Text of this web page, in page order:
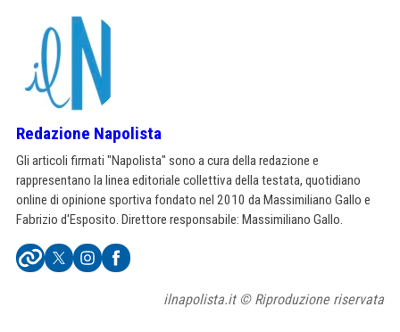
Redazione Napolista
Gli articoli firmati "Napolista" sono a cura della redazione e
rappresentano la linea editoriale collettiva della testata, quotidiano
online di opinione sportiva fondato nel 2010 da Massimiliano Gallo e
Fabrizio d'Esposito. Direttore responsabile: Massimiliano Gallo.
ilnapolista.it © Riproduzione riservata